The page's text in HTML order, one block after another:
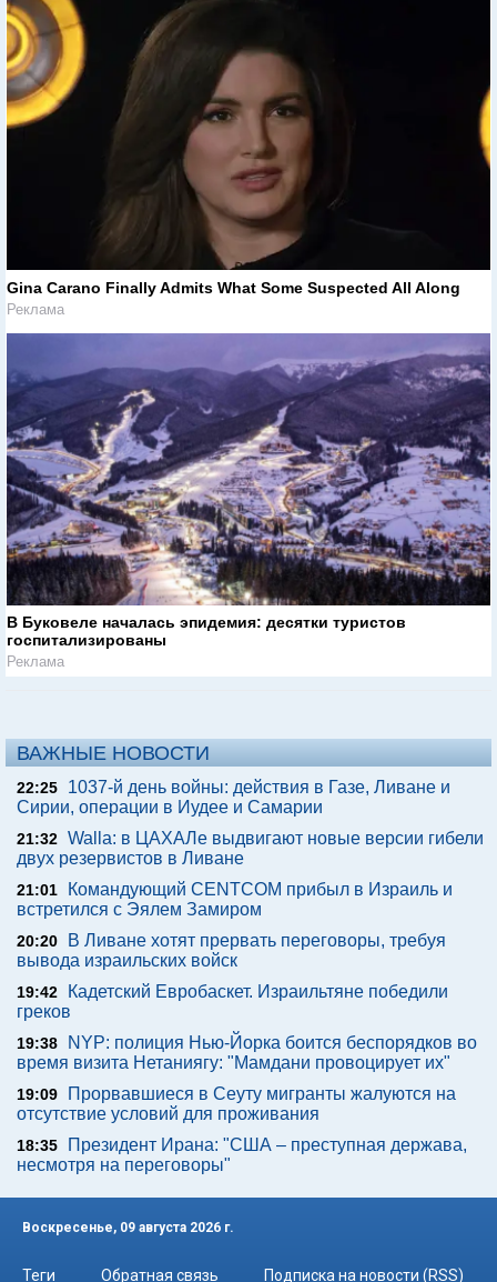
Gina Carano Finally Admits What Some Suspected All Along
Реклама
В Буковеле началась эпидемия: десятки туристов
госпитализированы
Реклама
ВАЖНЫЕ НОВОСТИ
22:25
1037-й день войны: действия в Газе, Ливане и
Сирии, операции в Иудее и Самарии
21:32 Walla: в ЦАХАЛе выдвигают новые версии гибели
двух резервистов в Ливане
21:01
Командующий CENTCOM прибыл в Израиль и
встретился с Эялем Замиром
20:20
В Ливане хотят прервать переговоры, требуя
вывода израильских войск
19:42
Кадетский Евробаскет. Израильтяне победили
греков
19:38
NYP: полиция Нью-Йорка боится беспорядков во
время визита Нетаниягу: "Мамдани провоцирует их"
19:09
Прорвавшиеся в Сеуту мигранты жалуются на
отсутствие условий для проживания
18:35
Президент Ирана: "США – преступная держава,
несмотря на переговоры"
Воскресенье, 09 августа 2026 г.
Теги Обратная связь Подписка на новости (RSS)